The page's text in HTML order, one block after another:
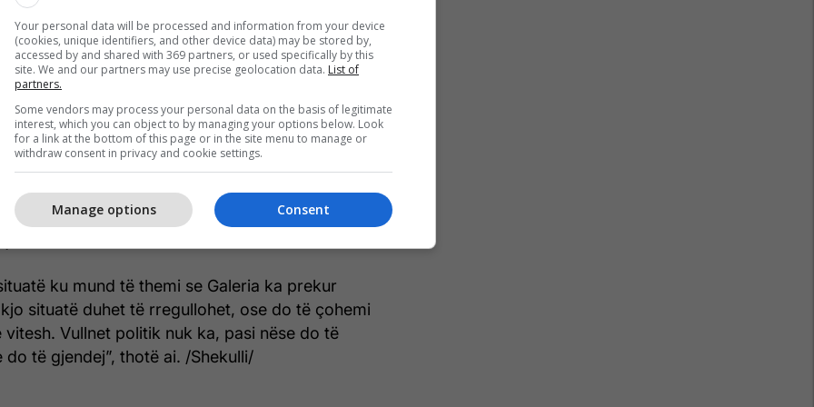
të mëdha të këtij institucioni të heshtur.
faktin se Galeria Kombëtare e Arteve ka
me Galerinë Kombëtare të Kosovës,
nga Shqipëria, sikundër GKA mirëpriti artisten
të ekspozonte në Kosovë. Diçka e tillë jo vetëm
por sipas komunikimeve që ai ka me Galerinë e
në plan as për të ardhmen. Në një situatë të tillë
me atë të Teatrit Kombëtar, ku vullneti
mungon, Tepelena shikon si të vetmen rrugë,
e artistëve.
ku mund të themi se Galeria ka prekur
situatë duhet të rregullohet, ose do të çohemi
Vullnet politik nuk ka, pasi nëse do të
do të gjendej”, thotë ai. /Shekulli/
Your personal data will be processed and information from your device
(cookies, unique identifiers, and other device data) may be stored by,
accessed by and shared with 369 partners, or used specifically by this
site. We and our partners may use precise geolocation data. List of
partners.
Some vendors may process your personal data on the basis of legitimate
interest, which you can object to by managing your options below. Look
for a link at the bottom of this page or in the site menu to manage or
withdraw consent in privacy and cookie settings.
Consent
Manage options